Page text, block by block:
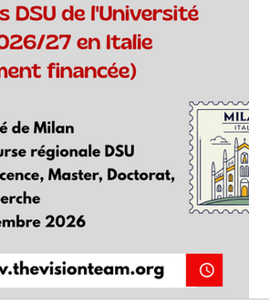
Emirates Arabe Corée du Sud
Irlande